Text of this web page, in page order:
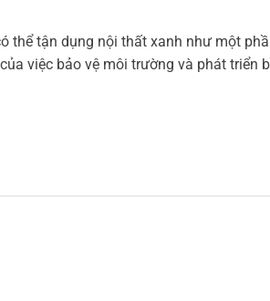
thể tận dụng nội thất xanh như một
việc bảo vệ môi trường và phát triển